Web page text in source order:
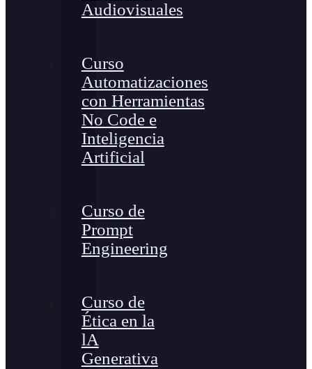
Audiovisuales
Curso
Automatizaciones
con Herramientas
No Code e
Inteligencia
Artificial
Curso de
Prompt
Engineering
Curso de
Ética en la
lA
Generativa